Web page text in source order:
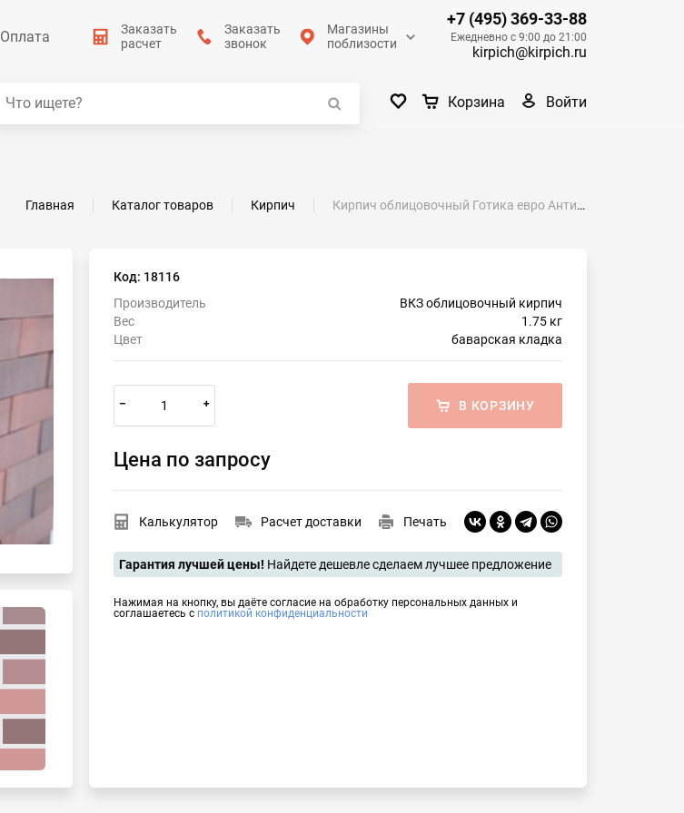
Оплата
Заказать
расчет
Заказать
звонок
Магазины
поблизости
+7 (495) 369-33-88
Ежедневно с 9:00 до 21:00
kirpich@kirpich.ru
Корзина Войти
Главная Каталог товаров Кирпич Кирпич облицовочный Готика евро Антика М-200 ВКЗ
Код: 18116
Производитель
ВКЗ облицовочный кирпич
Вес
1.75 кг
Цвет
баварская кладка
– + В КОРЗИНУ
Цена по запросу
Калькулятор Расчет доставки Печать
Гарантия лучшей цены! Найдете дешевле сделаем лучшее предложение
Нажимая на кнопку, вы даёте согласие на обработку персональных данных и
соглашаетесь с политикой конфиденциальности